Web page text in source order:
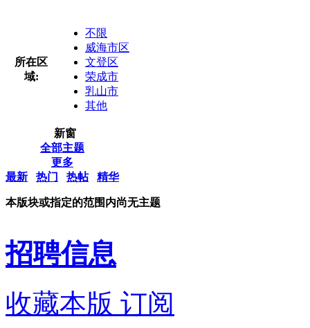
所在区
域:
不限
威海市区
文登区
荣成市
乳山市
其他
新窗
全部主题
更多
最新
热门 热帖 精华
本版块或指定的范围内尚无主题
招聘信息
收藏本版 订阅